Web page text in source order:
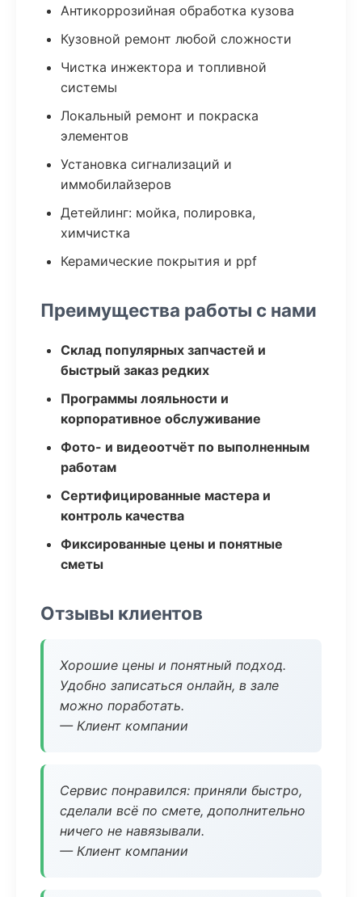
Антикоррозийная обработка кузова
Кузовной ремонт любой сложности
Чистка инжектора и топливной
системы
Локальный ремонт и покраска
элементов
Установка сигнализаций и
иммобилайзеров
Детейлинг: мойка, полировка,
химчистка
Керамические покрытия и ppf
Преимущества работы с нами
Склад популярных запчастей и
быстрый заказ редких
Программы лояльности и
корпоративное обслуживание
Фото- и видеоотчёт по выполненным
работам
Сертифицированные мастера и
контроль качества
Фиксированные цены и понятные
сметы
Отзывы клиентов
Хорошие цены и понятный подход.
Удобно записаться онлайн, в зале
можно поработать.
— Клиент компании
Сервис понравился: приняли быстро,
сделали всё по смете, дополнительно
ничего не навязывали.
— Клиент компании